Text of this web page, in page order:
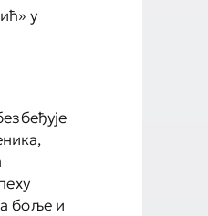
у
боље и